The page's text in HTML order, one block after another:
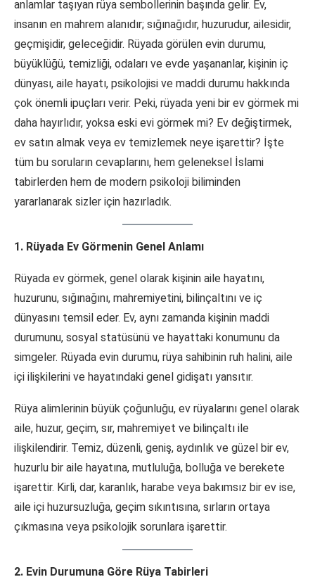
anlamlar taşıyan rüya sembollerinin başında gelir. Ev,
insanın en mahrem alanıdır; sığınağıdır, huzurudur, ailesidir,
geçmişidir, geleceğidir. Rüyada görülen evin durumu,
büyüklüğü, temizliği, odaları ve evde yaşananlar, kişinin iç
dünyası, aile hayatı, psikolojisi ve maddi durumu hakkında
çok önemli ipuçları verir. Peki, rüyada yeni bir ev görmek mi
daha hayırlıdır, yoksa eski evi görmek mi? Ev değiştirmek,
ev satın almak veya ev temizlemek neye işarettir? İşte
tüm bu soruların cevaplarını, hem geleneksel İslami
tabirlerden hem de modern psikoloji biliminden
yararlanarak sizler için hazırladık.
1. Rüyada Ev Görmenin Genel Anlamı
Rüyada ev görmek, genel olarak kişinin aile hayatını,
huzurunu, sığınağını, mahremiyetini, bilinçaltını ve iç
dünyasını temsil eder. Ev, aynı zamanda kişinin maddi
durumunu, sosyal statüsünü ve hayattaki konumunu da
simgeler. Rüyada evin durumu, rüya sahibinin ruh halini, aile
içi ilişkilerini ve hayatındaki genel gidişatı yansıtır.
Rüya alimlerinin büyük çoğunluğu, ev rüyalarını genel olarak
aile, huzur, geçim, sır, mahremiyet ve bilinçaltı ile
ilişkilendirir. Temiz, düzenli, geniş, aydınlık ve güzel bir ev,
huzurlu bir aile hayatına, mutluluğa, bolluğa ve berekete
işarettir. Kirli, dar, karanlık, harabe veya bakımsız bir ev ise,
aile içi huzursuzluğa, geçim sıkıntısına, sırların ortaya
çıkmasına veya psikolojik sorunlara işarettir.
2. Evin Durumuna Göre Rüya Tabirleri